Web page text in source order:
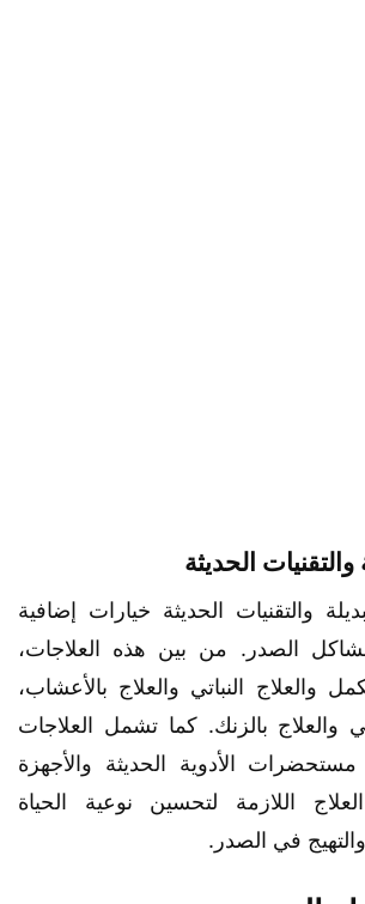
والتقنيات الحديثة
والتقنيات الحديثة خيارات إضافية
الصدر. من بين هذه العلاجات،
والعلاج النباتي والعلاج بالأعشاب،
والعلاج بالزنك. كما تشمل العلاجات
مستحضرات الأدوية الحديثة والأجهزة
اللازمة لتحسين نوعية الحياة
في الصدر.